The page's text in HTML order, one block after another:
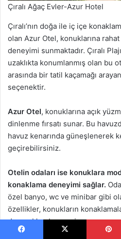
Çıralı Ağaç Evler-Azur Hotel
Çıralı’nın doğa ile iç içe
olan Azur Otel, konuklarına
deneyimi sunmaktadır. Çıralı
uzaklıkta konumlanmış olan bu
arasında bir tatil kaçamağı
seçenektir.
Azur Otel, konuklarına açık
dinlenme fırsatı sunar. Bu
havuz kenarında güneşlenerek
geçirebilirsiniz.
Otelin odaları ise konuklara
konaklama deneyimi sağlar.
özel banyo, wc ve minibar gibi
özellikler, konukların
duyacakları her şeyi sunar.